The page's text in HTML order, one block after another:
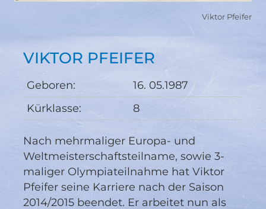
Viktor Pfeifer
VIKTOR PFEIFER
Geboren:
16. 05.1987
Kürklasse:
8
Nach mehrmaliger Europa- und
Weltmeisterschaftsteilname, sowie 3-
maliger Olympiateilnahme hat Viktor
Pfeifer seine Karriere nach der Saison
2014/2015 beendet. Er arbeitet nun als